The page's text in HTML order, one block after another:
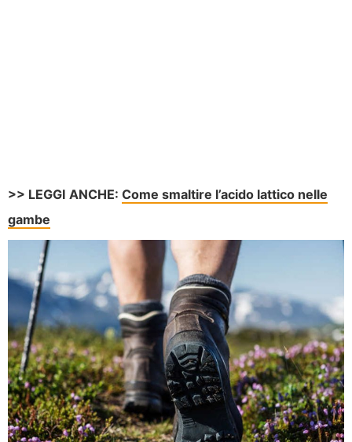
>> LEGGI ANCHE: Come smaltire l’acido lattico nelle
gambe